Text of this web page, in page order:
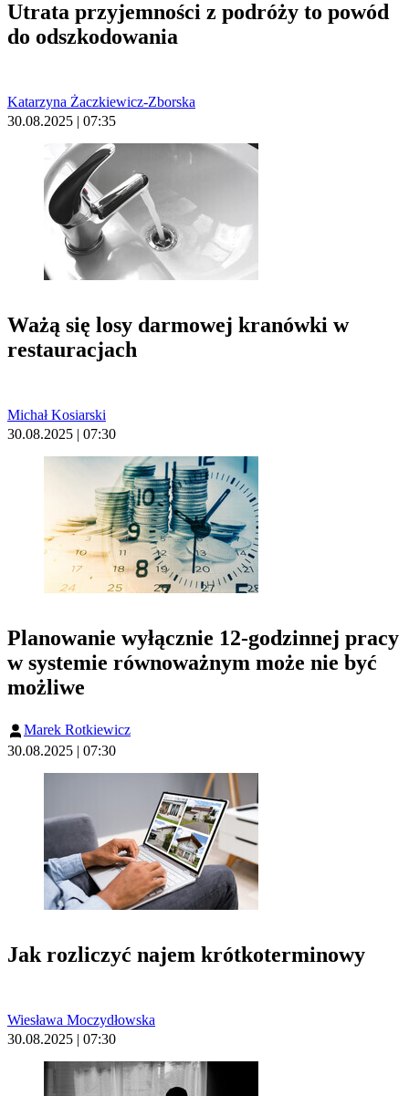
Utrata przyjemności z podróży to powód
do odszkodowania
Katarzyna Żaczkiewicz-Zborska
30.08.2025 | 07:35
Ważą się losy darmowej kranówki w
restauracjach
Michał Kosiarski
30.08.2025 | 07:30
Planowanie wyłącznie 12-godzinnej pracy
w systemie równoważnym może nie być
możliwe
Marek Rotkiewicz
30.08.2025 | 07:30
Jak rozliczyć najem krótkoterminowy
Wiesława Moczydłowska
30.08.2025 | 07:30